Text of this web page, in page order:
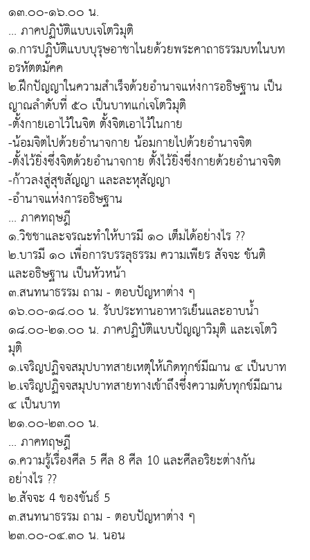
๑๓.๐๐-๑๖.๐๐ น.
... ภาคปฏิบัติแบบเจโตวิมุติ
๑.การปฏิบัติแบบบุรุษอาชาไนยด้วยพระคาถาธรรมบทในบท
อรหัตตมัคค
๒.ฝึกปัญญาในความสำเร็จด้วยอำนาจแห่งการอธิษฐาน เป็น
ญาณลำดับที่ ๕๐ เป็นบาทแก่เจโตวิมุติ
-ตั้งกายเอาไว้ในจิต ตั้งจิตเอาไว้ในกาย
-น้อมจิตไปด้วยอำนาจกาย น้อมกายไปด้วยอำนาจจิต
-ตั้งไว้ยิ่งซึ่งจิตด้วยอำนาจกาย ตั้งไว้ยิ่งซึ่งกายด้วยอำนาจจิต
-ก้าวลงสู่สุขสัญญา และละหุสัญญา
-อำนาจแห่งการอธิษฐาน
... ภาคทฤษฎี
๑.วิชชาและจรณะทำให้บารมี ๑๐ เต็มได้อย่างไร ??
๒.บารมี ๑๐ เพื่อการบรรลุธรรม ความเพียร สัจจะ ขันติ
และอธิษฐาน เป็นหัวหน้า
๓.สนทนาธรรม ถาม - ตอบปัญหาต่าง ๆ
๑๖.๐๐-๑๘.๐๐ น. รับประทานอาหารเย็นและอาบน้ำ
๑๘.๐๐-๒๑.๐๐ น. ภาคปฏิบัติแบบปัญญาวิมุติ และเจโตวิ
มุติ
๑.เจริญปฏิจจสมุปบาทสายเหตุให้เกิดทุกข์มีฌาน ๔ เป็นบาท
๒.เจริญปฏิจจสมุปบาทสายทางเข้าถึงซึ่งความดับทุกข์มีฌาน
๔ เป็นบาท
๒๑.๐๐-๒๓.๐๐ น.
... ภาคทฤษฎี
๑.ความรู้เรื่องศีล 5 ศีล 8 ศีล 10 และศีลอริยะต่างกัน
อย่างไร ??
๒.สัจจะ 4 ของขันธ์ 5
๓.สนทนาธรรม ถาม - ตอบปัญหาต่าง ๆ
๒๓.๐๐-๐๔.๓๐ น. นอน